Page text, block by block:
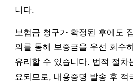
니다.
보험금 청구가 확정된 후에도
의를 통해 보증금을 우선 회수
유리할 수 있습니다. 법적 절차
요되므로, 내용증명 발송 후 적